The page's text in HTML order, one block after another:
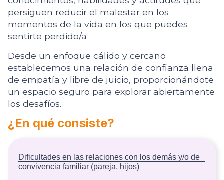
persiguen reducir el malestar en los
momentos de la vida en los que puedes
sentirte perdido/a
Desde un enfoque cálido y cercano
establecemos una relación de confianza llena
de empatía y libre de juicio, proporcionándote
un espacio seguro para explorar abiertamente
los desafíos.
¿En qué consiste?
Dificultades en las relaciones con los demás y/o de
convivencia familiar (pareja, hijos)